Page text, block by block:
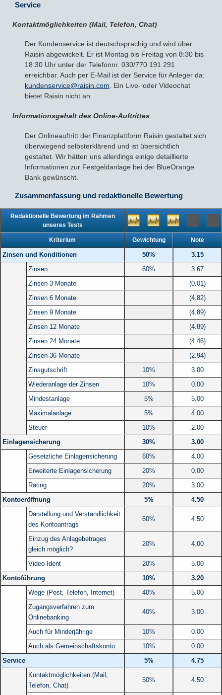
Service
Kontaktmöglichkeiten (Mail, Telefon, Chat)
Der Kundenservice ist deutschsprachig und wird über
Raisin abgewickelt. Er ist Montag bis Freitag von 8:30 bis
18:30 Uhr unter der Telefonnr. 030/770 191 291
erreichbar. Auch per E-Mail ist der Service für Anleger da:
kundenservice@raisin.com. Ein Live- oder Videochat
bietet Raisin nicht an.
Informationsgehalt des Online-Auftrittes
Der Onlineauftritt der Finanzplattform Raisin gestaltet sich
überwiegend selbsterklärend und ist übersichtlich
gestaltet. Wir hätten uns allerdings einige detaillierte
Informationen zur Festgeldanlage bei der BlueOrange
Bank gewünscht.
Zusammenfassung und redaktionelle Bewertung
Redaktionelle Bewertung im Rahmen
unseres Tests
Kriterium Gewichtung Note
Zinsen und Konditionen 50%
3.15
Zinsen
60%
3.67
Zinsen 3 Monate
(0.01)
Zinsen 6 Monate
(4.82)
Zinsen 9 Monate
(4.89)
Zinsen 12 Monate
(4.89)
Zinsen 24 Monate
(4.46)
Zinsen 36 Monate
(2.94)
Zinsgutschrift
10%
3.00
Wiederanlage der Zinsen
10%
0.00
Mindestanlage
5%
5.00
Maximalanlage
5%
4.00
Steuer
10%
2.00
Einlagensicherung
30%
3.00
Gesetzliche Einlagensicherung
60%
4.00
Erweiterte Einlagensicherung
20%
0.00
Rating
20%
3.00
Kontoeröffnung
5%
4.50
Darstellung und Verständlichkeit
des Kontoantrags
60% 4.50
Einzug des Anlagebetrages
gleich möglich?
20% 4.00
Video-Ident 20%
5.00
Kontoführung
10%
3.20
Wege (Post, Telefon, Internet)
40%
5.00
Zugangsverfahren zum
Onlinebanking
40% 3.00
Auch für Minderjährige 10%
0.00
Auch als Gemeinschaftskonto
10%
0.00
Service
5%
4.75
Kontaktmöglichkeiten (Mail,
Telefon, Chat)
50% 4.50